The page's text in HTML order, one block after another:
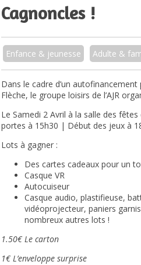
Cagnoncles !
Enfance & jeunesse Adulte &
Dans le cadre d’un
Flèche,le groupe loisirs de l’AJR
Le Samedi 2 Avril à la salle des
portes à 15h30 | Début des jeux à
Lots à gagner :
Des cartes cadeaux pour un
Casque VR
Autocuiseur
Casque audio, plastifieuse,
vidéoprojecteur,paniers
nombreux autres lots !
1.50€ Le carton
1€ L’enveloppe surprise